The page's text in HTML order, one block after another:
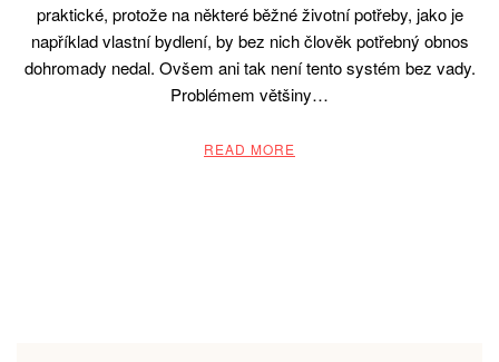
praktické, protože na některé běžné životní potřeby, jako je
například vlastní bydlení, by bez nich člověk potřebný obnos
dohromady nedal. Ovšem ani tak není tento systém bez vady.
Problémem většiny…
READ MORE